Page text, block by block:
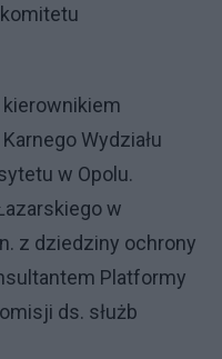
Wydziału
w Opolu.
w
z dziedziny ochrony
Platformy
ds. służb